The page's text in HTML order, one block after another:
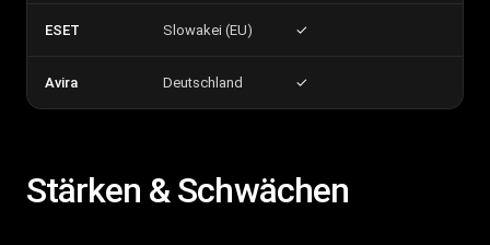
ESET Slowakei (EU) ✓
Avira Deutschland ✓
Stärken & Schwächen